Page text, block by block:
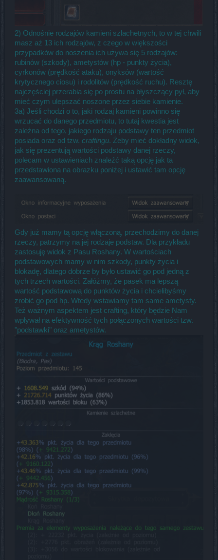
2) Odnośnie rodzajów kamieni szlachetnych, to w tej chwili
masz aż 13 ich rodzajów, z czego w większości
przypadków do noszenia ich używa się 5 rodzajów:
rubinów (szkody), ametystów (hp - punkty życia),
cyrkonów (prędkość ataku), onyksów (wartość
krytycznego ciosu) i rodolitów (prędkość ruchu). Resztę
najczęściej przerabia się po prostu na błyszczący pył, aby
mieć czym ulepszać noszone przez siebie kamienie.
3a) Jeśli chodzi o to, jaki rodzaj kamieni powinno się
wrzucać do danego przedmiotu, to tutaj kwestia jest
zależna od tego, jakiego rodzaju podstawy ten przedmiot
posiada oraz od tzw. craftingu. Żeby mieć dokładny widok,
jak się prezentują wartości podstawy danej rzeczy,
polecam w ustawieniach znaleźć taką opcję jak ta
przedstawiona na obrazku poniżej i ustawić tam opcję
zaawansowaną.
Gdy już mamy tą opcję włączoną, przechodzimy do danej
rzeczy, patrzymy na jej rodzaje podstaw. Dla przykładu
zastosuję widok z Pasu Roshany. W wartościach
podstawowych mamy w nim szkody, punkty życia i
blokadę, dlatego dobrze by było ustawić go pod jedną z
tych trzech wartości. Załóżmy, że pasek ma lepszą
wartość podstawową do punktów życia i chcielibyśmy
zrobić go pod hp. Wtedy wstawiamy tam same ametysty.
Też ważnym aspektem jest crafting, który będzie Nam
wpływał na efektywność tych połączonych wartości tzw.
"podstawki" oraz ametystów.